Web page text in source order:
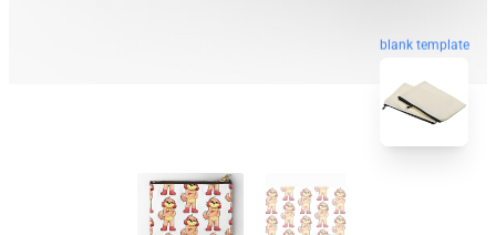
blank template